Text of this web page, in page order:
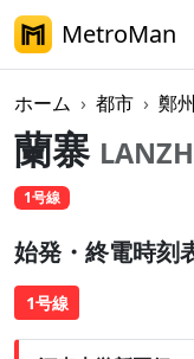
MetroMan
ホーム 都市 鄭州
蘭寨
1号線
始発・終電時刻
1号線